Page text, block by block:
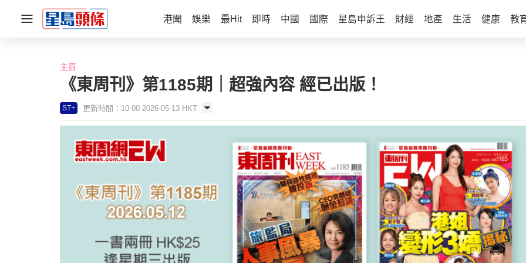
港聞 娛樂 最Hit 即時 中國 國際 星島申訴王 財經 地產 生活 健康 教
主頁
《東周刊》第1185期｜超強內容 經已出版！
ST+ 更新時間：10:00 2026-05-13 HKT